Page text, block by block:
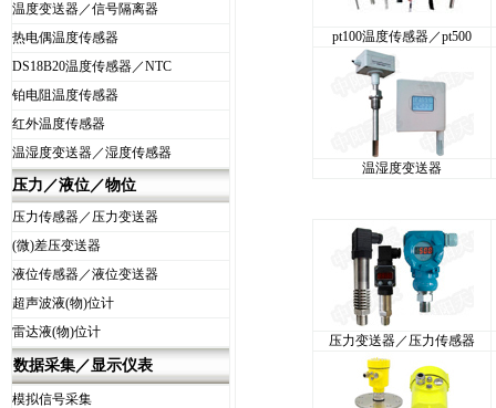
温度变送器／信号隔离器
热电偶温度传感器
DS18B20温度传感器／NTC
铂电阻温度传感器
红外温度传感器
温湿度变送器／湿度传感器
压力／液位／物位
压力传感器／压力变送器
(微)差压变送器
液位传感器／液位变送器
超声波液(物)位计
雷达液(物)位计
数据采集／显示仪表
模拟信号采集
pt100温度传感器／pt500
温湿度变送器
压力变送器／压力传感器